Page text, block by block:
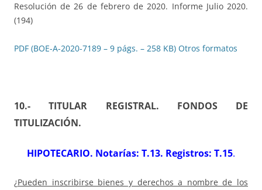
Resolución de 26 de febrero de 2020. Informe Julio 2020.
(194)
PDF (BOE-A-2020-7189 – 9 págs. – 258 KB) Otros formatos
10.- TITULAR REGISTRAL. FONDOS DE
TITULIZACIÓN.
HIPOTECARIO. Notarías: T.13. Registros: T.15.
¿Pueden inscribirse bienes y derechos a nombre de los